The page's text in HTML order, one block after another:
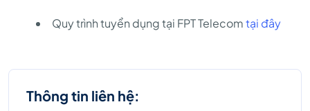
Quy trình tuyển dụng tại FPT Telecomtại đây
Thông tin liên hệ: